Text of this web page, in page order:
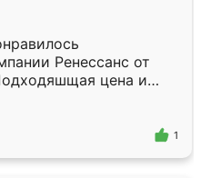
Ренессанс от
цена и
Приехавший
Владислав
эскизу самый
1